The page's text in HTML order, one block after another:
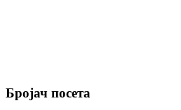
Бројач посета